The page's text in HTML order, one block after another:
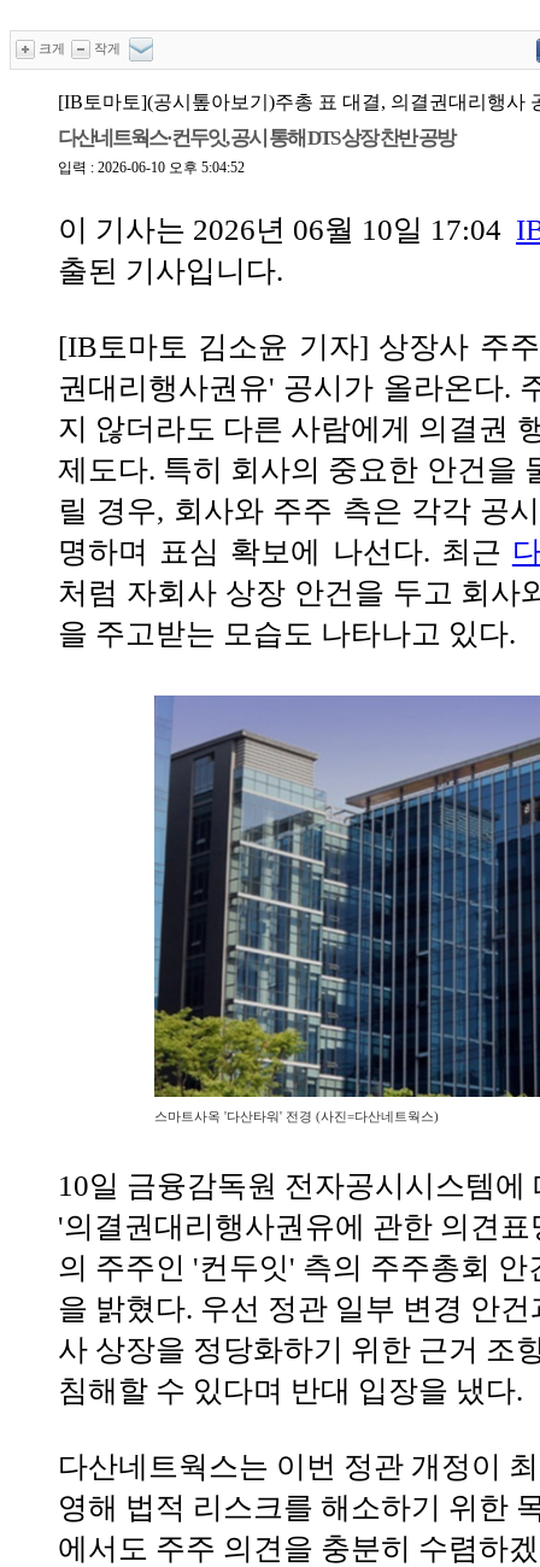
크게 작게
[IB토마토](공시톺아보기)주총 표 대결, 의결권대리행사
다산네트웍스·컨두잇, 공시 통해 DTS 상장 찬반 공방
입력 : 2026-06-10 오후 5:04:52
이 기사는 2026년 06월 10일 17:04
출된 기사입니다.
[IB토마토 김소윤 기자] 상장사 주
권대리행사권유' 공시가 올라온다.
지 않더라도 다른 사람에게 의결권
제도다. 특히 회사의 중요한 안건을
릴 경우, 회사와 주주 측은 각각 공
명하며 표심 확보에 나선다. 최근
처럼 자회사 상장 안건을 두고 회사
을 주고받는 모습도 나타나고 있다.
스마트사옥 '다산타워' 전경 (사진=다산네트웍스)
10일 금융감독원 전자공시시스템
'의결권대리행사권유에 관한 의견
의 주주인 '컨두잇' 측의 주주총회
을 밝혔다. 우선 정관 일부 변경 안
사 상장을 정당화하기 위한 근거 조
침해할 수 있다며 반대 입장을 냈다.
다산네트웍스는 이번 정관 개정이
영해 법적 리스크를 해소하기 위한
에서도 주주 의견을 충분히 수렴하